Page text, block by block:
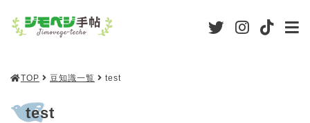
TOP 豆知識一覧 test
test